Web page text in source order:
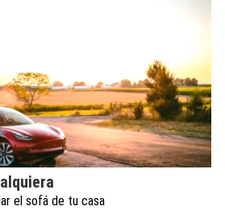
el sofá de tu casa